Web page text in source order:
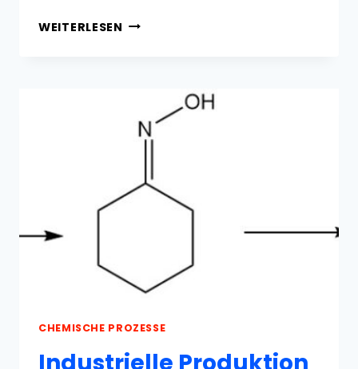
WEITERLESEN Ε-
VERWENDUNGEN
CHEMISCHE PROZESSE